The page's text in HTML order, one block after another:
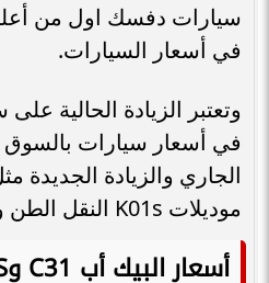
سيارات دفسك اول من
في أسعار السيارات.
وتعتبر الزيادة الحالية
في أسعار سيارات بالسوق
الجاري والزيادة
موديلات K01s النقل الطن والبيك أب C31.
أسعار البيك أب C31 وK01S